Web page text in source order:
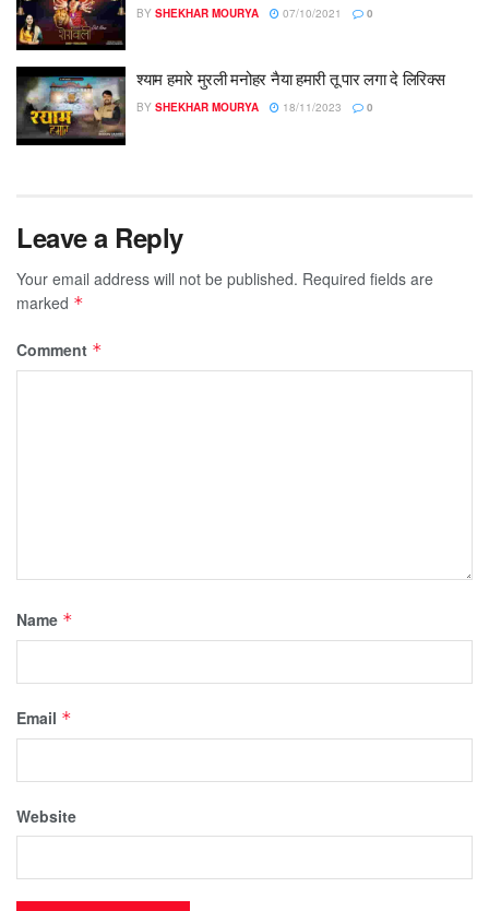
BY SHEKHAR MOURYA 07/10/2021 0
श्याम हमारे मुरली मनोहर नैया हमारी तू पार लगा दे लिरिक्स
BY SHEKHAR MOURYA 18/11/2023 0
Leave a Reply
Your email address will not be published. Required fields are
marked *
Comment *
Name *
Email *
Website